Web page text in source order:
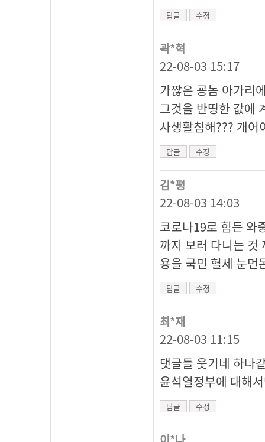
답글 수정
곽*혁
22-08-03 15:17
가짢은 굥놈 아가리
그것을 반띵한 값에
사생활침해??? 개
답글 수정
김*평
22-08-03 14:03
코로나19로 힘든 와
까지 보러 다니는 것
용을 국민 혈세 눈먼
답글 수정
최*재
22-08-03 11:15
댓글들 웃기네 하나
윤석열정부에 대해
답글 수정